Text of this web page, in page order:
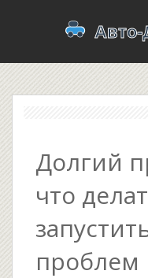
Долгий
что
проблем